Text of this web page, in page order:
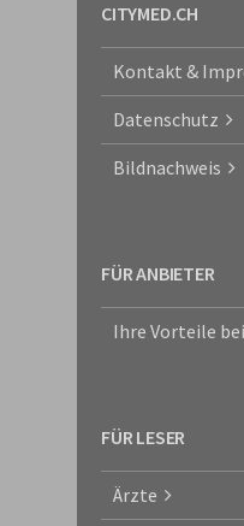
CITYMED.CH
Kontakt &
Datenschutz
Bildnachweis
FÜR ANBIETER
Ihre Vorteile
FÜR LESER
Ärzte